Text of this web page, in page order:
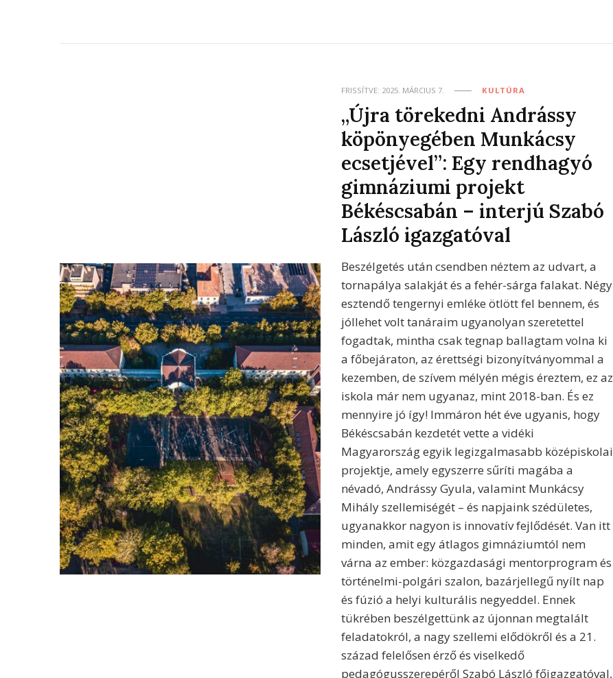
FRISSÍTVE: 2025. MÁRCIUS 7. KULTÚRA
„Újra törekedni Andrássy
köpönyegében Munkácsy
ecsetjével”: Egy rendhagyó
gimnáziumi projekt
Békéscsabán – interjú Szabó
László igazgatóval
Beszélgetés után csendben néztem az udvart, a
tornapálya salakját és a fehér-sárga falakat. Négy
esztendő tengernyi emléke ötlött fel bennem, és
jóllehet volt tanáraim ugyanolyan szeretettel
fogadtak, mintha csak tegnap ballagtam volna ki
a főbejáraton, az érettségi bizonyítványommal a
kezemben, de szívem mélyén mégis éreztem, ez az
iskola már nem ugyanaz, mint 2018-ban. És ez
mennyire jó így! Immáron hét éve ugyanis, hogy
Békéscsabán kezdetét vette a vidéki
Magyarország egyik legizgalmasabb középiskolai
projektje, amely egyszerre sűríti magába a
névadó, Andrássy Gyula, valamint Munkácsy
Mihály szellemiségét – és napjaink szédületes,
ugyanakkor nagyon is innovatív fejlődését. Van itt
minden, amit egy átlagos gimnáziumtól nem
várna az ember: közgazdasági mentorprogram és
történelmi-polgári szalon, bazárjellegű nyílt nap
és fúzió a helyi kulturális negyeddel. Ennek
tükrében beszélgettünk az újonnan megtalált
feladatokról, a nagy szellemi elődökről és a 21.
század felelősen érző és viselkedő
pedagógusszerepéről Szabó László főigazgatóval,